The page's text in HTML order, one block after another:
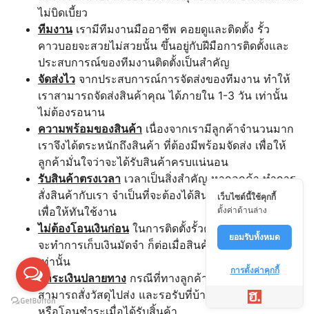
ไม่บิดเบี้ยว
ทีมงานเรามีทีมงานมืออาชีพ คอยดูและติดตั้ง รั้ว
คาวบอยจะสวยไม่สวยนั้น ขึ้นอยู่กับฝีมือการติดตั้งและ
ประสบการณ์ของทีมงานติดตั้งเป็นสำคัญ
จัดส่งไว จากประสบการณ์การจัดส่งของทีมงาน ทำให้
เราสามารถจัดส่งสินค้าคุณ ได้ภายใน 1-3 วัน เท่านั้น
ไม่ต้องรอนาน
ความพร้อมของสินค้า เนื่องจากเรามีลูกค้าจำนวนมาก
เราจึงได้ตระหนักถึงสินค้า ที่ต้องมีพร้อมจัดส่ง เพื่อให้
ลูกค้ามั่นใจว่าจะได้รับสินค้าครบแน่นอน
รับสินค้าตรงเวลา เวลาเป็นสิ่งสำคัญ หากลูกค้า ทำการ
สั่งสินค้ากับเรา จำเป็นที่จะต้องได้สินค้าตรงตามเวลา
เพื่อให้ทันใช้งาน
ไม่ต้องโอนเงินก่อนในการติดตั้งรั้วคาวบอยนั้น ทางเรา
จะทำการเก็บเงินมัดจำ ก็ต่อเมื่อสินค้าถึงหน้างานแล้ว
เท่านั้น
ชำระเงินปลายทาง กรณีที่ทางลูกค้าต้องการติดตั้งเอง
สามารถสั่งวัสดุไปส่ง และรอรับที่บ้าน สามารถจ่ายเงิน
หรือโอนชำระเมื่อได้รับสิ้นค้า
เว็บไซต์นี้ใช้คุกกี้
ตั้งค่าด้านล่าง
ยอมรับทั้งหมด
การตั้งค่าคุกกี้